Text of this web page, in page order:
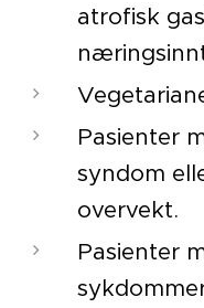
atrofisk
Pasienter
syndom
overvekt.
Pasienter